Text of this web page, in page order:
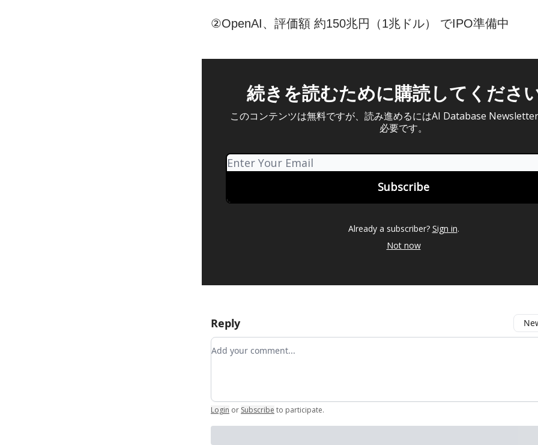
②OpenAI、評価額 約150兆円（1兆ドル） でIPO準備中
続きを読むために購読してくださ
このコンテンツは無料ですが、読み進めるにはAI Database
必要です。
Already a subscriber? Sign in.
Not now
Reply
Add your comment
Login or Subscribe to participate.